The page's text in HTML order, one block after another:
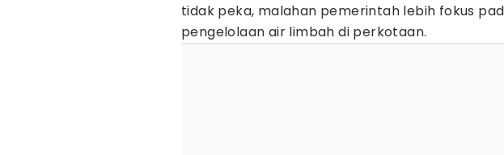
tidak peka, malahan pemerintah lebih fokus
pengelolaan air limbah di perkotaan.